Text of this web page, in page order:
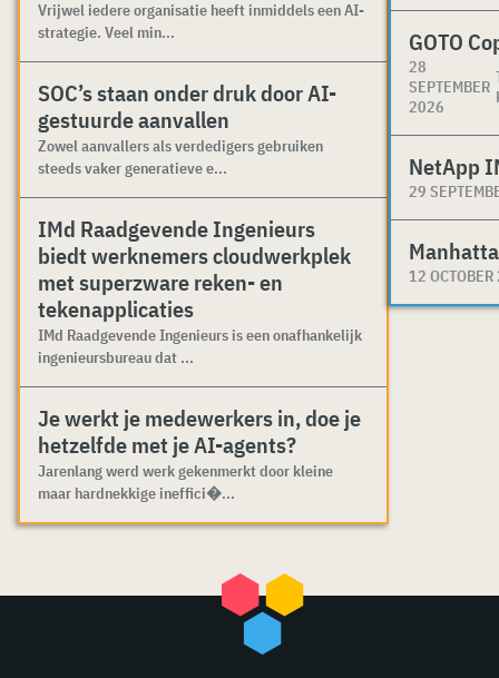
Vrijwel iedere organisatie heeft inmiddels een AI-
strategie. Veel min...
SOC’s staan onder druk door AI-
gestuurde aanvallen
Zowel aanvallers als verdedigers gebruiken
steeds vaker generatieve e...
IMd Raadgevende Ingenieurs
biedt werknemers cloudwerkplek
met superzware reken- en
tekenapplicaties
IMd Raadgevende Ingenieurs is een onafhankelijk
ingenieursbureau dat ...
Je werkt je medewerkers in, doe je
hetzelfde met je AI-agents?
Jarenlang werd werk gekenmerkt door kleine
maar hardnekkige ineffici�...
GOTO
28
SEPTEMBER
2026
NetApp
29
12